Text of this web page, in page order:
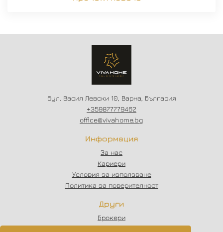
бул. Васил Левски 10, Варна, България
+359877779462
office@vivahome.bg
Информация
За нас
Кариери
Условия за използване
Политика за поверителност
Други
Брокери
Отзиви